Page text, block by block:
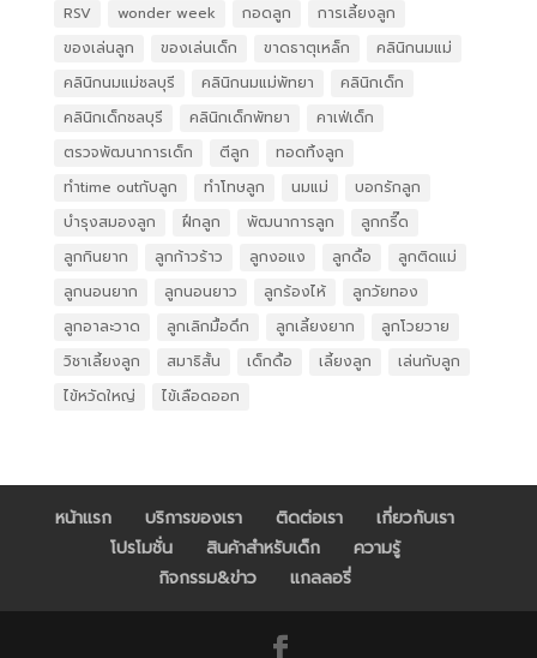
RSV wonder week กอดลูก
การเลี้ยงลูก
ของเล่นลูก
ของเล่นเด็ก ขาดธาตุเหล็ก
คลินิกนมแม่
คลินิกนมแม่ชลบุรี
คลินิกนมแม่พัทยา
คลินิกเด็ก
คลินิกเด็กชลบุรี
คลินิกเด็กพัทยา
คาเฟ่เด็ก
ตรวจพัฒนาการเด็ก
ตีลูก
ทอดทิ้งลูก
ทำtime outกับลูก
ทำโทษลูก นมแม่
บอกรักลูก
บำรุงสมองลูก
ฝึกลูก พัฒนาการลูก
ลูกกรี๊ด
ลูกกินยาก
ลูกก้าวร้าว ลูกงอแง ลูกดื้อ
ลูกติดแม่
ลูกนอนยาก
ลูกนอนยาว ลูกร้องไห้
ลูกวัยทอง
ลูกอาละวาด
ลูกเลิกมื้อดึก ลูกเลี้ยงยาก
ลูกโวยวาย
วิชาเลี้ยงลูก
สมาธิสั้น เด็กดื้อ เลี้ยงลูก
เล่นกับลูก
ไข้หวัดใหญ่
ไข้เลือดออก
หน้าแรก บริการของเรา ติดต่อเรา
เกี่ยวกับเรา
โปรโมชั่น
สินค้าสำหรับเด็ก
ความรู้
กิจกรรม&ข่าว
แกลลอรี่